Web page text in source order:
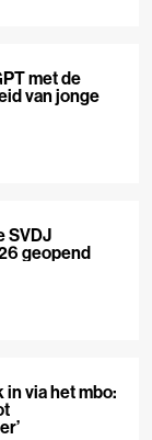
met de
van jonge
SVDJ
geopend
via het mbo: